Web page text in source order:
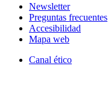
Newsletter
Preguntas frecuentes
Accesibilidad
Mapa web
Canal ético